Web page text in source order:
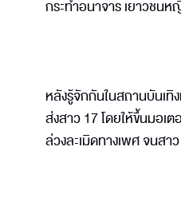
กระทำอนาจาร เยาวชน
หลังรู้จักกันในสถานบันเทิ
ส่งสาว 17 โดยให้ขึ้นมอเ
ล่วงละเมิดทางเพศ จนสา